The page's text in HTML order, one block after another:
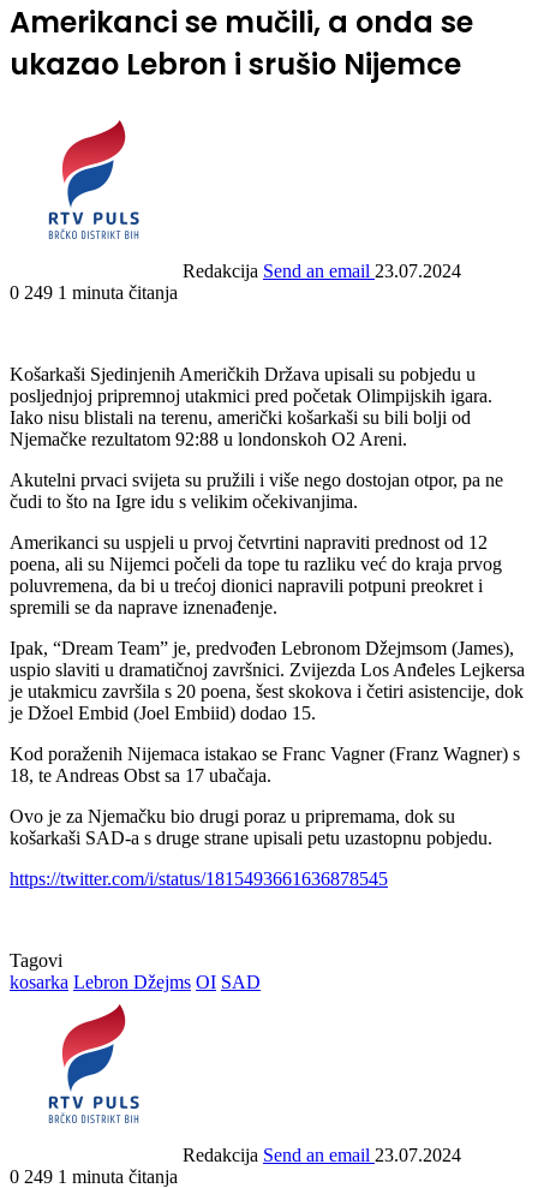
Amerikanci se mučili, a onda se
ukazao Lebron i srušio Nijemce
Redakcija Send an email 23.07.2024
0 249 1 minuta čitanja
Košarkaši Sjedinjenih Američkih Država upisali su pobjedu u
posljednjoj pripremnoj utakmici pred početak Olimpijskih igara.
Iako nisu blistali na terenu, američki košarkaši su bili bolji od
Njemačke rezultatom 92:88 u londonskoh O2 Areni.
Akutelni prvaci svijeta su pružili i više nego dostojan otpor, pa ne
čudi to što na Igre idu s velikim očekivanjima.
Amerikanci su uspjeli u prvoj četvrtini napraviti prednost od 12
poena, ali su Nijemci počeli da tope tu razliku već do kraja prvog
poluvremena, da bi u trećoj dionici napravili potpuni preokret i
spremili se da naprave iznenađenje.
Ipak, “Dream Team” je, predvođen Lebronom Džejmsom (James),
uspio slaviti u dramatičnoj završnici. Zvijezda Los Anđeles Lejkersa
je utakmicu završila s 20 poena, šest skokova i četiri asistencije, dok
je Džoel Embid (Joel Embiid) dodao 15.
Kod poraženih Nijemaca istakao se Franc Vagner (Franz Wagner) s
18, te Andreas Obst sa 17 ubačaja.
Ovo je za Njemačku bio drugi poraz u pripremama, dok su
košarkaši SAD-a s druge strane upisali petu uzastopnu pobjedu.
https://twitter.com/i/status/1815493661636878545
Tagovi
kosarka Lebron Džejms OI SAD
Redakcija Send an email 23.07.2024
0 249 1 minuta čitanja